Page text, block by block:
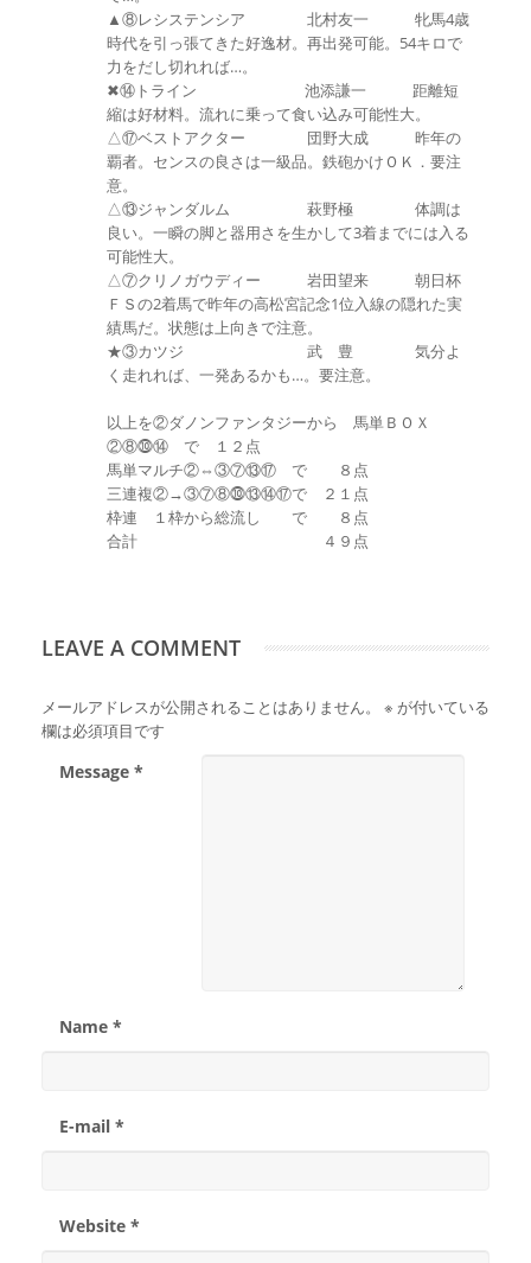
▲⑧レシステンシア 北村友一 牝馬4歳
時代を引っ張てきた好逸材。再出発可能。54キロで
力をだし切れれば…。
✖⑭トライン 池添謙一 距離短
縮は好材料。流れに乗って食い込み可能性大。
△⑰ベストアクター 団野大成 昨年の
覇者。センスの良さは一級品。鉄砲かけＯＫ．要注
意。
△⑬ジャンダルム 萩野極 体調は
良い。一瞬の脚と器用さを生かして3着までには入る
可能性大。
△⑦クリノガウディー 岩田望来 朝日杯
ＦＳの2着馬で昨年の高松宮記念1位入線の隠れた実
績馬だ。状態は上向きで注意。
★③カツジ 武 豊 気分よ
く走れれば、一発あるかも…。要注意。
以上を②ダノンファンタジーから 馬単ＢＯＸ
②⑧⓾⑭ で １２点
馬単マルチ②⇔③⑦⑬⑰ で ８点
三連複②→③⑦⑧⓾⑬⑭⑰で ２１点
枠連 １枠から総流し で ８点
合計 ４９点
LEAVE A COMMENT
メールアドレスが公開されることはありません。 ※ が付いている
欄は必須項目です
Message *
Name *
E-mail *
Website *